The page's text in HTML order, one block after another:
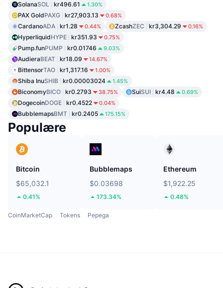
SolanaSOL kr496.61 1.30%
PAX GoldPAXG kr27,903.13 0.68%
CardanoADA kr1.28 0.44% ZcashZEC kr3,304.29 0.16%
HyperliquidHYPE kr351.93 0.75%
Pump.funPUMP kr0.01746 9.03%
AudieraBEAT kr18.09 14.67%
BittensorTAO kr1,317.16 1.00%
Shiba InuSHIB kr0.00003024 1.45%
BiconomyBICO kr0.2793 38.75% SuiSUI kr4.48 0.69%
DogecoinDOGE kr0.4522 0.04%
BubblemapsBMT kr0.2405 175.15%
Populære
Bitcoin
$65,032.1
0.41%
Bubblemaps
$0.03698
173.34%
Ethereum
$1,922.25
0.48%
CoinMarketCap Tokens Pepega